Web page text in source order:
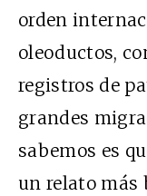
orden
oleoductos,
registros de
grandes
sabemos es
un relato más